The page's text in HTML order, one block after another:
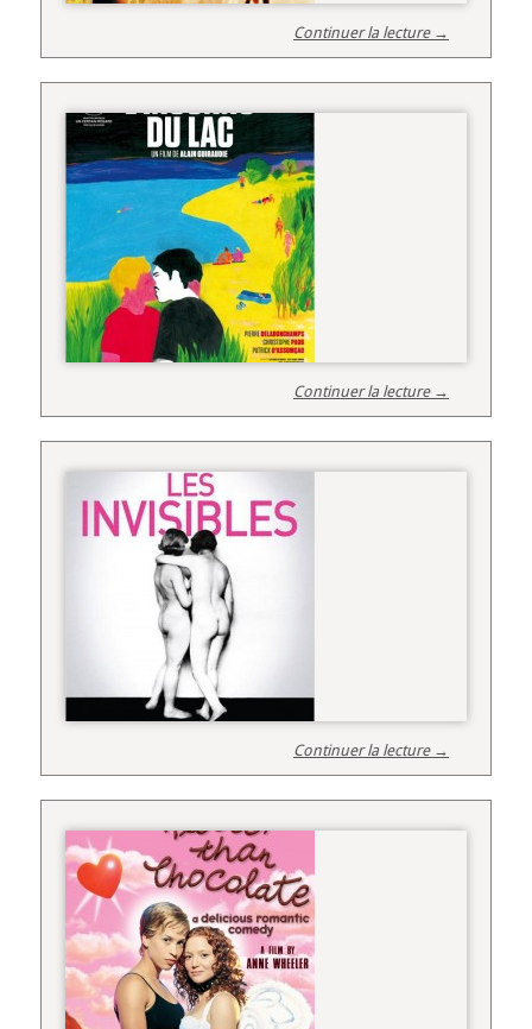
Continuer la lecture →
Continuer la lecture →
Continuer la lecture →